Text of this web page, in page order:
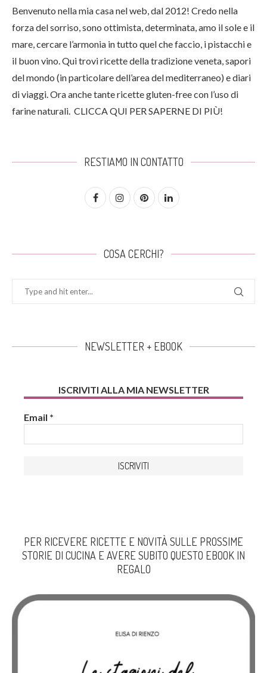
Benvenuto nella mia casa nel web, dal 2012! Credo nella
forza del sorriso, sono ottimista, determinata, amo il sole e il
mare, cercare l’armonia in tutto quel che faccio, i pistacchi e
il buon vino. Qui trovi ricette della tradizione veneta, sapori
del mondo (in particolare dell’area del mediterraneo) e diari
di viaggi. Ora anche tante ricette gluten-free con l’uso di
farine naturali. CLICCA QUI PER SAPERNE DI PIÙ!
RESTIAMO IN CONTATTO
COSA CERCHI?
NEWSLETTER + EBOOK
ISCRIVITI ALLA MIA NEWSLETTER
Email *
PER RICEVERE RICETTE E NOVITÀ SULLE PROSSIME
STORIE DI CUCINA E AVERE SUBITO QUESTO EBOOK IN
REGALO